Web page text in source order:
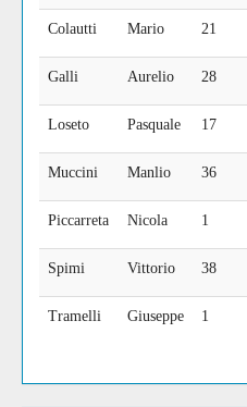
Colautti Mario 21
Galli Aurelio 28
Loseto Pasquale 17
Muccini Manlio 36
Piccarreta Nicola 1
Spimi Vittorio 38
Tramelli Giuseppe 1